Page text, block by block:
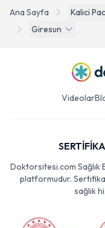
Ana Sayfa
Kalici
Giresun
Videolar
Doktorsitesi.com Sağlık
platformudur.
sağlık